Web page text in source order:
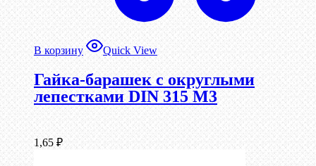
В корзину Quick View
Гайка-барашек с округлыми
лепестками DIN 315 М3
1,65 ₽